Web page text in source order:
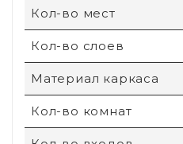
Кол-во мест
Кол-во слоев
Материал каркаса
Кол-во комнат